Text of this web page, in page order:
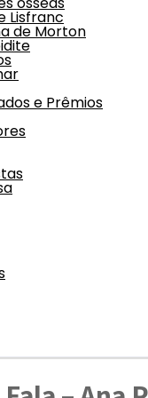
Lisfranc
de Morton
e Prêmios